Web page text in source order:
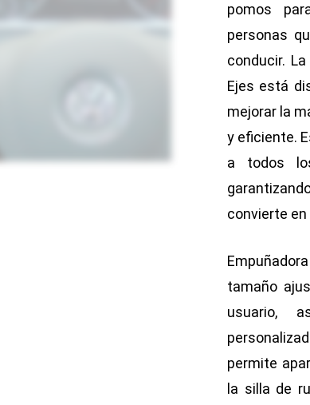
pomos
personas
conducir.
Ejes está
mejorar la
y eficiente.
a todos
convierte
tamaño
usuario,
permite
la silla de